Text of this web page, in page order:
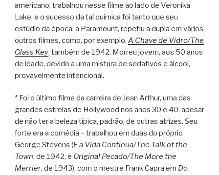
americano; trabalhou nesse filme ao lado de Veronika
Lake, e o sucesso da tal química foi tanto que seu
estúdio da época, a Paramount, repetiu a dupla em vários
outros filmes, como, por exemplo, A Chave de Vidro/The
Glass Key, também de 1942. Morreu jovem, aos 50 anos
de idade, devido a uma mistura de sedativos e álcool,
provavelmente intencional.
* Foi o último filme da carreira de Jean Arthur, uma das
grandes estrelas de Hollywood nos anos 30 e 40, apesar
de não ter a beleza típica, padrão, de outras atrizes. Seu
forte era a comédia – trabalhou em duas do próprio
George Stevens (E a Vida Continua/The Talk of the
Town, de 1942, e Original Pecado/The More the
Merrier, de 1943), com o mestre Frank Capra em Do